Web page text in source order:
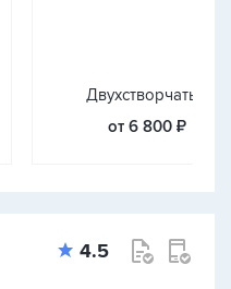
Двухстворчатые
от 6 800 ₽
4.5